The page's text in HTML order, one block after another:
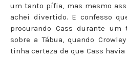
um tanto pífia, mas mesmo
achei divertido. E confesso
procurando Cass durante um
sobre a Tábua, quando
tinha certeza de que Cass